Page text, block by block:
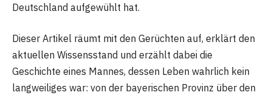
Deutschland aufgewühlt hat.
Dieser Artikel räumt mit den Gerüchten auf, erklärt den
aktuellen Wissensstand und erzählt dabei die
Geschichte eines Mannes, dessen Leben wahrlich kein
langweiliges war: von der bayerischen Provinz über den